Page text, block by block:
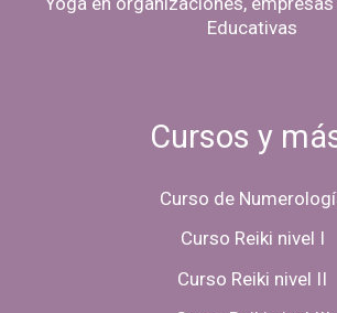
Educativas
Cursos y
Curso de
Curso Reiki nivel I
Curso Reiki nivel II